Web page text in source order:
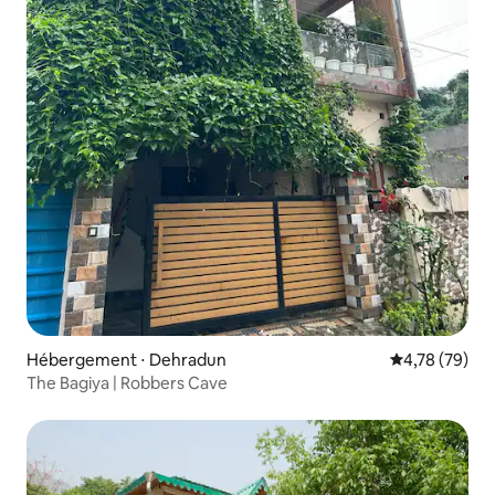
Hébergement ⋅ Dehradun Évaluation
4,78 (79)
The Bagiya | Robbers Cave